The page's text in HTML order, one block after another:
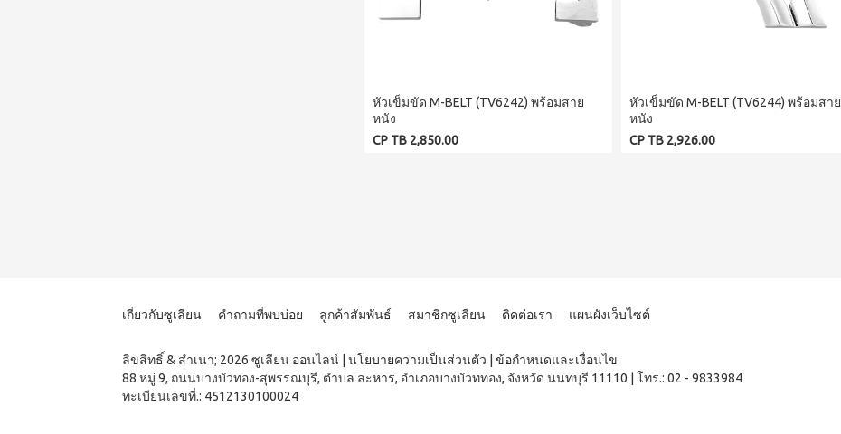
หัวเข็มขัด M-BELT (TV6242) พร้อมสาย
หนัง
CP TB 2,850.00
หัวเข็มขัด M-BELT (TV6244) พร้อมสาย
หนัง
CP TB 2,926.00
เกี่ยวกับซูเลียน คำถามที่พบบ่อย ลูกค้าสัมพันธ์ สมาชิกซูเลียน ติดต่อเรา แผนผังเว็บไซต์
ลิขสิทธิ์ & สำเนา; 2026 ซูเลียน ออนไลน์| นโยบายความเป็นส่วนตัว
ข้อกำหนดและเงื่อนไข
88 หมู่ 9, ถนนบางบัวทอง-สุพรรณบุรี, ตำบล ละหาร, อำเภอบางบัวททอง, จังหวัด นนทบุรี 11110
โทร.: 02 - 9833984
ทะเบียนเลขที่.: 4512130100024